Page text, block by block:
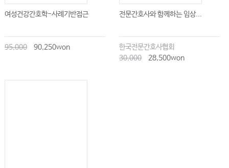
여성건강간호학-사례기반접근
95,000 90,250won
전문간호사와 함께하는 임상...
한국전문간호사협회
30,000
28,500won